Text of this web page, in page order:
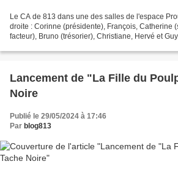
Le CA de 813 dans une des salles de l'espace
droite : Corinne (présidente), François, Catherine
facteur), Bruno (trésorier), Christiane, Hervé et
Lancement de "La Fille du
Noire
Publié le 29/05/2024 à 17:46
Par blog813